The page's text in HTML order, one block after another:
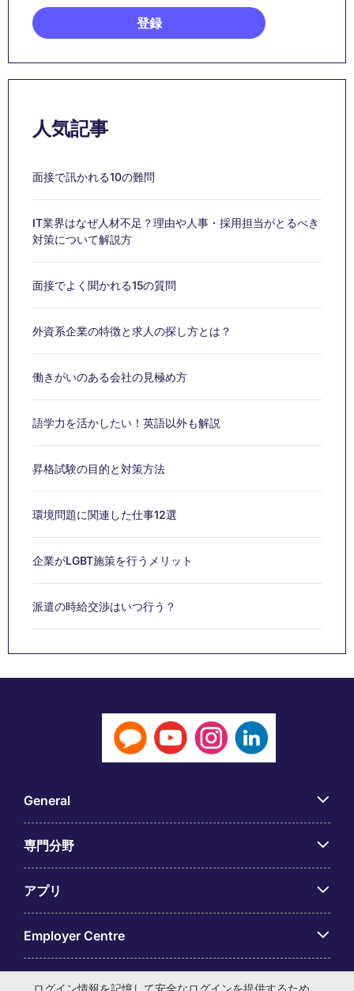
人気記事
面接で訊かれる10の難問
IT業界はなぜ人材不足？理由や人事・採用担当がとるべき
対策について解説方
面接でよく聞かれる15の質問
外資系企業の特徴と求人の探し方とは？
働きがいのある会社の見極め方
語学力を活かしたい！英語以外も解説
昇格試験の目的と対策方法
環境問題に関連した仕事12選
企業がLGBT施策を行うメリット
派遣の時給交渉はいつ行う？
General
専門分野
アプリ
Employer Centre
ログイン情報を記憶して安全なログインを提供するため、